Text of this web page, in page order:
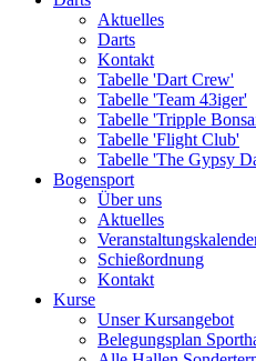
Aktuelles
Darts
Kontakt
Tabelle 'Dart Crew'
Tabelle 'Team 43iger'
Tabelle 'Tripple
Tabelle 'Flight Club'
Tabelle 'The Gypsy
Bogensport
Über uns
Aktuelles
Schießordnung
Kontakt
Kurse
Unser Kursangebot
Belegungsplan